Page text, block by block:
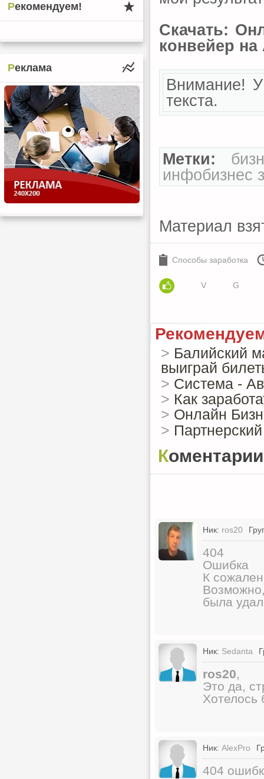
Рекомендуем!
Реклама
Скачать:
конвейер
Внимание!
текста.
Метки:
инфобизнес
Материал
Способы заработка
V G
> Балийский
выиграй
> Система -
> Как
> Онлайн
>
Коментарии
Ник: ros20
404
Ошибка
К
была
Ник: Sedanta
ros20,
Это да,
Хотелось
Ник: AlexPro
404